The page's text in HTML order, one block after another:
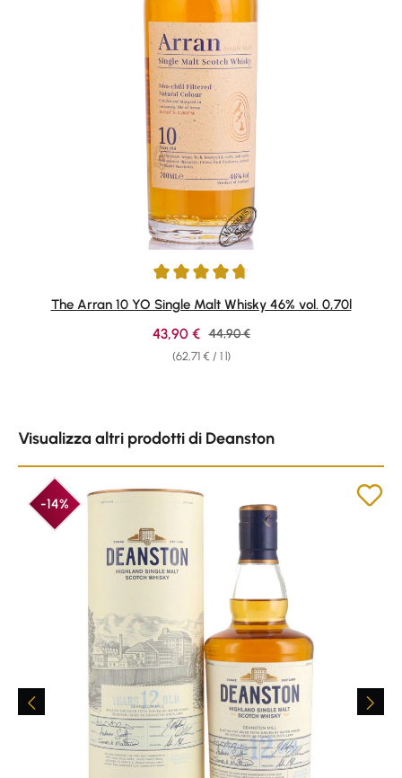
Average rating of 4.79 out of 5 stars
The Arran 10 YO Single Malt Whisky 46% vol. 0,70l
(62,71 € / 1 l)
Sale price:
43,90 € Regular price:
44,90 €
Visualizza altri prodotti di Deanston
-14%